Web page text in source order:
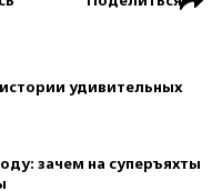
удивительных
зачем на суперъяхты